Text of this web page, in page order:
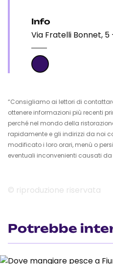
Info
Via Fratelli Bonnet,
“Consigliamo ai lettori di
ottenere informazioni più recenti
perché nel mondo della
rapidamente e gli indirizzi da noi
modificato i loro orari, menù o
eventuali inconvenienti causati
© riproduzione riservata
Potrebbe